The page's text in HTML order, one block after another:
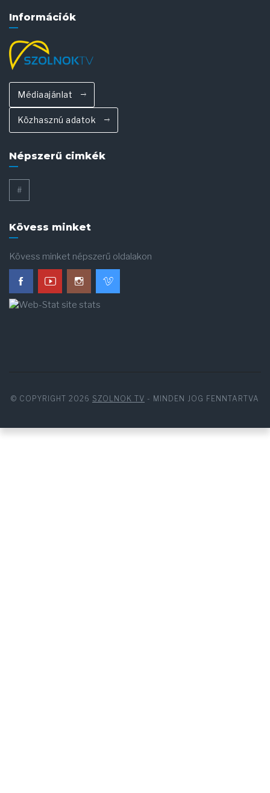
Információk
Médiaajánlat
Közhasznú adatok
Népszerű cimkék
#
Kövess minket
Kövess minket népszerű oldalakon
© COPYRIGHT 2026 SZOLNOK TV - MINDEN JOG FENNTARTVA